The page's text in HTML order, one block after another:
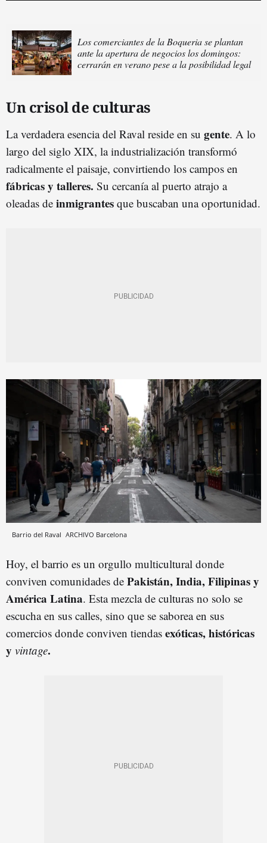
Los comerciantes de la Boqueria se plantan
ante la apertura de negocios los domingos:
cerrarán en verano pese a la posibilidad legal
Un crisol de culturas
La verdadera esencia del Raval reside en su gente. A lo
largo del siglo XIX, la industrialización transformó
radicalmente el paisaje, convirtiendo los campos en
fábricas y talleres. Su cercanía al puerto atrajo a
oleadas de inmigrantes que buscaban una oportunidad.
Barrio del Raval ARCHIVO Barcelona
Hoy, el barrio es un orgullo multicultural donde
conviven comunidades de Pakistán, India, Filipinas y
América Latina. Esta mezcla de culturas no solo se
escucha en sus calles, sino que se saborea en sus
comercios donde conviven tiendas exóticas, históricas
y vintage.